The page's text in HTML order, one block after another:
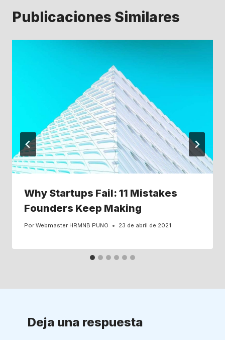
Publicaciones Similares
Why Startups Fail: 11 Mistakes
Founders Keep Making
Por Webmaster HRMNB PUNO 23 de abril de 2021
Deja una respuesta